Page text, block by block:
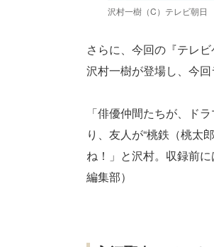
沢村一樹（C）テレビ朝日
さらに、今回の『テレ
沢村一樹が登場し、今
「俳優仲間たちが、ド
り、友人が“桃鉄（桃太
ね！」と沢村。収録前
編集部）